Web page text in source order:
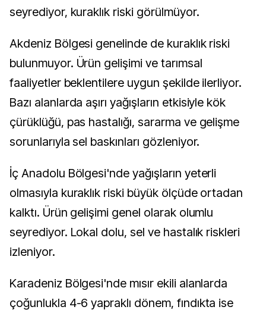
seyrediyor, kuraklık riski görülmüyor.
Akdeniz Bölgesi genelinde de kuraklık riski
bulunmuyor. Ürün gelişimi ve tarımsal
faaliyetler beklentilere uygun şekilde ilerliyor.
Bazı alanlarda aşırı yağışların etkisiyle kök
çürüklüğü, pas hastalığı, sararma ve gelişme
sorunlarıyla sel baskınları gözleniyor.
İç Anadolu Bölgesi'nde yağışların yeterli
olmasıyla kuraklık riski büyük ölçüde ortadan
kalktı. Ürün gelişimi genel olarak olumlu
seyrediyor. Lokal dolu, sel ve hastalık riskleri
izleniyor.
Karadeniz Bölgesi'nde mısır ekili alanlarda
çoğunlukla 4-6 yapraklı dönem, fındıkta ise